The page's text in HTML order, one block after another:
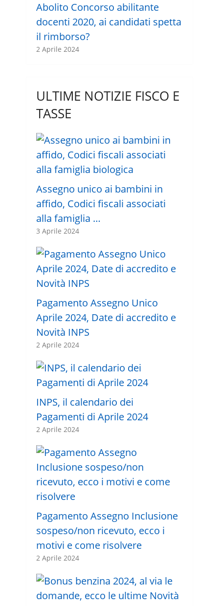
Abolito Concorso abilitante
docenti 2020, ai candidati spetta
il rimborso?
2 Aprile 2024
ULTIME NOTIZIE FISCO E
TASSE
Assegno unico ai bambini in
affido, Codici fiscali associati
alla famiglia …
3 Aprile 2024
Pagamento Assegno Unico
Aprile 2024, Date di accredito e
Novità INPS
2 Aprile 2024
INPS, il calendario dei
Pagamenti di Aprile 2024
2 Aprile 2024
Pagamento Assegno Inclusione
sospeso/non ricevuto, ecco i
motivi e come risolvere
2 Aprile 2024